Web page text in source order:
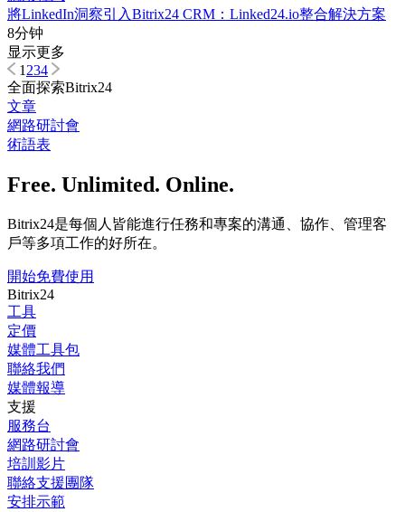
將LinkedIn洞察引入Bitrix24 CRM：Linked24.io整合解決方案
8分钟
显示更多
1234
全面探索Bitrix24
文章
網路研討會
術語表
Free. Unlimited. Online.
Bitrix24是每個人皆能進行任務和專案的溝通、協作、管理客
戶等多項工作的好所在。
開始免費使用
Bitrix24
工具
定價
媒體工具包
聯絡我們
媒體報導
支援
服務台
網路研討會
培訓影片
聯絡支援團隊
安排示範